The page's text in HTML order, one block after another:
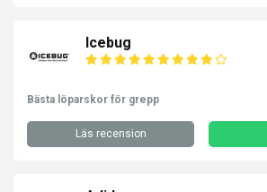
Icebug
Bästa löparskor för grepp
Läs recension